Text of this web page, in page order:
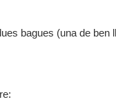
bagues (una de ben